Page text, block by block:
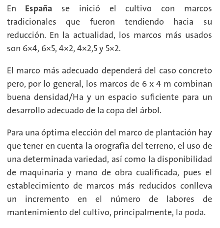
En España se inició el cultivo con marcos
tradicionales que fueron tendiendo hacia su
reducción. En la actualidad, los marcos más usados
son 6×4, 6×5, 4×2, 4×2,5 y 5×2.
El marco más adecuado dependerá del caso concreto
pero, por lo general, los marcos de 6 x 4 m combinan
buena densidad/Ha y un espacio suficiente para un
desarrollo adecuado de la copa del árbol.
Para una óptima elección del marco de plantación hay
que tener en cuenta la orografía del terreno, el uso de
una determinada variedad, así como la disponibilidad
de maquinaria y mano de obra cualificada, pues el
establecimiento de marcos más reducidos conlleva
un incremento en el número de labores de
mantenimiento del cultivo, principalmente, la poda.